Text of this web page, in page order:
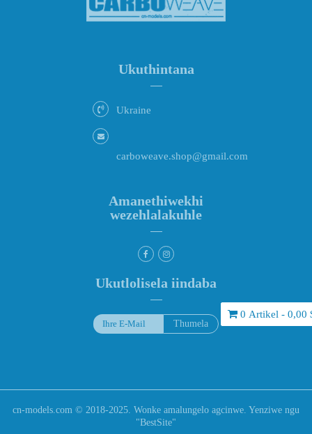
0 Artikel - 0,00
Ukuthintana
Ukraine
carboweave.shop@gmail.com
Amanethiwekhi
wezehlalakuhle
Ukutlolisela iindaba
cn-models.com © 2018-2025. Wonke amalungelo agcinwe. Yenziwe ngu
"BestSite"